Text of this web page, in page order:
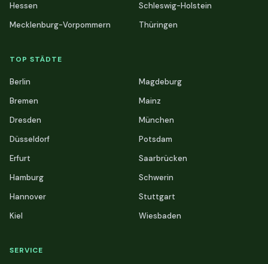
Hessen
Mecklenburg-Vorpommern
Schleswig-Holstein
Thüringen
TOP STÄDTE
Berlin
Bremen
Dresden
Düsseldorf
Erfurt
Hamburg
Hannover
Kiel
Magdeburg
Mainz
München
Potsdam
Saarbrücken
Schwerin
Stuttgart
Wiesbaden
SERVICE